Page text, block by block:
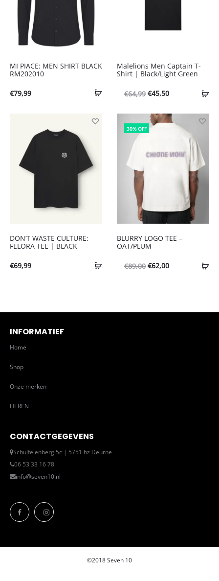
MI PIACE: MEN SHIRT BLACK
RM202010
€79,99
Malelions Men Captain T-
Shirt | Black/Light Green
€64,99 Oorspronkelijke
was:
€45,50Huidige
is:
€45,50.
DON’T WASTE CULTURE:
FELORA TEE | BLACK
€69,99
30% OFF
BLURRY LOGO TEE –
OAT/PLUM
€89,00 Oorspronkelijke
€62,00Huidige
INFORMATIEF
Home
Shop
Onze merken
HEREN
CONTACTGEGEVENS
Schuifelenberg 5c | 5751 hz Deurne
06 53 33 16 78
info@seven10.nl
©2018 Seven 10